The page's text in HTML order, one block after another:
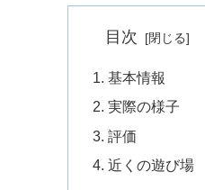
目次
基本情報
実際の様子
評価
近くの遊び場